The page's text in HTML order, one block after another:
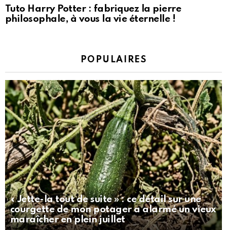
Tuto Harry Potter : fabriquez la pierre
philosophale, à vous la vie éternelle !
POPULAIRES
« Jette-la tout de suite » : ce détail sur une
courgette de mon potager a alarmé un vieux
maraîcher en plein juillet